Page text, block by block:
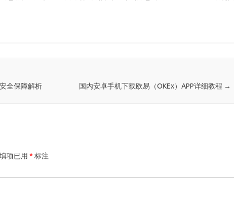
全保障解析 国内安卓手机下载欧易（OKEx）APP详细教程 →
项已用 * 标注